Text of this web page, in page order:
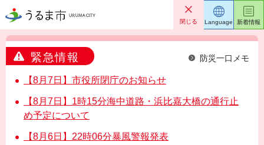
うるま市 閉じる
緊急情報 防災一口メモ
【8月7日】市役所閉庁のお知らせ
【8月7日】1時15分海中道路・浜比嘉大橋の通行止
め予定について
【8月6日】22時06分暴風警報発表
Language 新着情報